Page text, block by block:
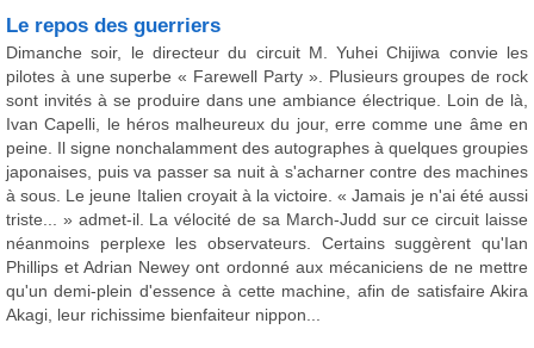
Le repos des guerriers
Dimanche soir, le directeur du circuit M. Yuhei Chijiwa convie les
pilotes à une superbe « Farewell Party ». Plusieurs groupes de rock
sont invités à se produire dans une ambiance électrique. Loin de là,
Ivan Capelli, le héros malheureux du jour, erre comme une âme en
peine. Il signe nonchalamment des autographes à quelques groupies
japonaises, puis va passer sa nuit à s'acharner contre des machines
à sous. Le jeune Italien croyait à la victoire. « Jamais je n'ai été aussi
triste... » admet-il. La vélocité de sa March-Judd sur ce circuit laisse
néanmoins perplexe les observateurs. Certains suggèrent qu'Ian
Phillips et Adrian Newey ont ordonné aux mécaniciens de ne mettre
qu'un demi-plein d'essence à cette machine, afin de satisfaire Akira
Akagi, leur richissime bienfaiteur nippon...